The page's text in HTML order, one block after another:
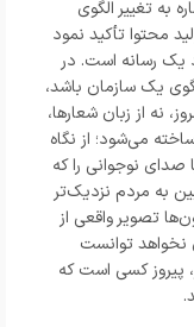
به تغییر الگوی
محتوا تأکید نمود
یک رسانه است. در
یک سازمان باشد،
نه از زبان شعارها،
می‌شود؛ از نگاه
نوجوانی را که
به مردم نزدیک‌تر
تصویر واقعی از
نخواهد توانست
پیروز کسی است که